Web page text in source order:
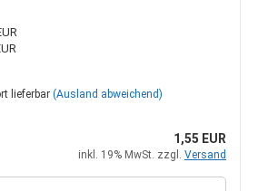
lieferbar (Ausland abweichend)
1,55 EUR
inkl. 19% MwSt. zzgl. Versand